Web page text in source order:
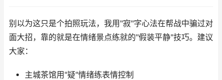
别以为这只是个拍照玩法，我用"寂"字心法在帮战中骗过对
面大招，靠的就是在情绪景点练就的"假装平静"技巧。建议
大家：
主城茶馆用"疑"情绪练表情控制